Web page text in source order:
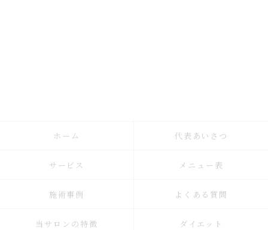
ホーム 代表あいさつ
サービス メニュー表
施術事例 よくある質問
当サロンの特徴 ダイエット